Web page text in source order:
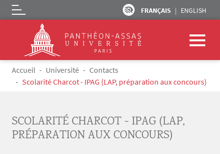
Aller au contenu principal
FRANÇAIS ENGLISH
Logo
Fil d'Ariane
Accueil Université
Contacts
Scolarité Charcot - IPAG (LAP, préparation aux concours)
SCOLARITÉ CHARCOT - IPAG (LAP,
PRÉPARATION AUX CONCOURS)